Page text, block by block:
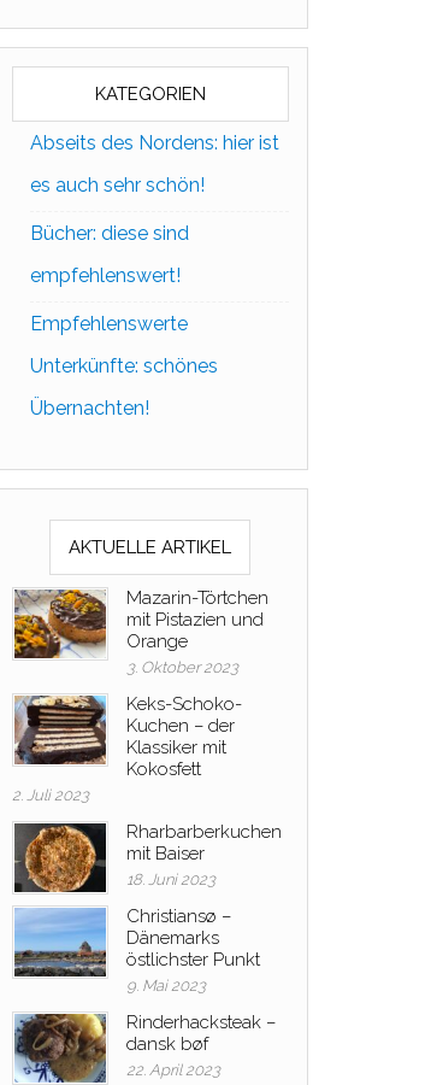
KATEGORIEN
Abseits des Nordens: hier ist
es auch sehr schön!
Bücher: diese sind
empfehlenswert!
Empfehlenswerte
Unterkünfte: schönes
Übernachten!
AKTUELLE ARTIKEL
Mazarin-Törtchen
mit Pistazien und
Orange
3. Oktober 2023
Keks-Schoko-
Kuchen – der
Klassiker mit
Kokosfett
2. Juli 2023
Rharbarberkuchen
mit Baiser
18. Juni 2023
Christiansø –
Dänemarks
östlichster Punkt
9. Mai 2023
Rinderhacksteak –
dansk bøf
22. April 2023